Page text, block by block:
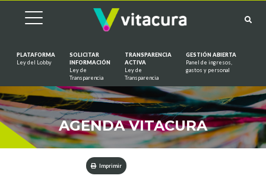
PLATAFORMA
Ley del Lobby
SOLICITAR
INFORMACIÓN
Ley de
Transparencia
TRANSPARENCIA
ACTIVA
Ley de
Transparencia
GESTIÓN ABIERTA
Panel de ingresos,
gastos y personal
AGENDA VITACURA
Imprimir